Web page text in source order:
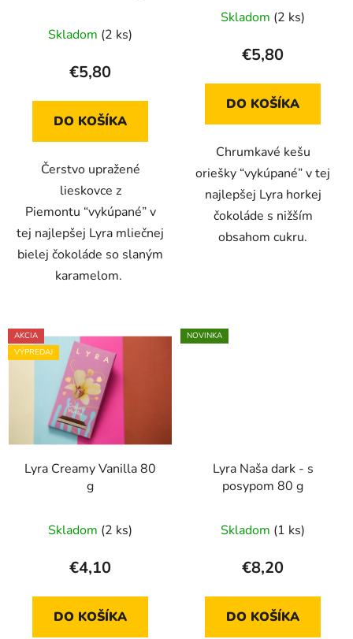
Skladom (2 ks)
€5,80
DO KOŠÍKA
Čerstvo upražené
lieskovce z
Piemontu “vykúpané” v
tej najlepšej Lyra mliečnej
bielej čokoláde so slaným
karamelom.
Skladom (2 ks)
€5,80
DO KOŠÍKA
Chrumkavé kešu
oriešky “vykúpané” v tej
najlepšej Lyra horkej
čokoláde s nižším
obsahom cukru.
AKCIA
VÝPREDAJ
Lyra Creamy Vanilla 80
g
Skladom (2 ks)
€4,10
DO KOŠÍKA
NOVINKA
Lyra Naša dark - s
posypom 80 g
Skladom (1 ks)
€8,20
DO KOŠÍKA